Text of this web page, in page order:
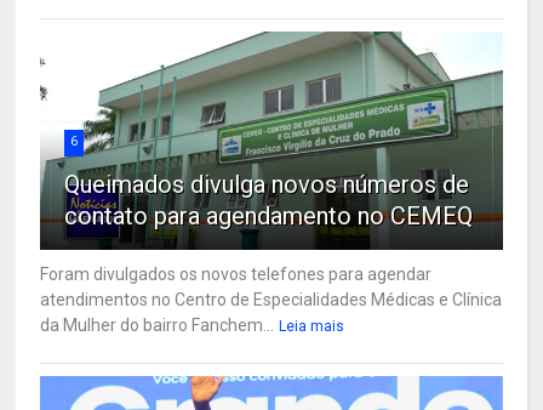
6
Queimados divulga novos números de
contato para agendamento no CEMEQ
Foram divulgados os novos telefones para agendar
atendimentos no Centro de Especialidades Médicas e Clínica
da Mulher do bairro Fanchem...
Leia mais